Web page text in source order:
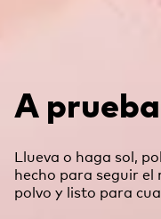
A
Llueva o haga sol,
hecho para seguir
polvo y listo para